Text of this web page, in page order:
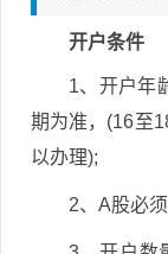
开户条件
1、开户年
期为准，(16至
以办理);
2、A股必